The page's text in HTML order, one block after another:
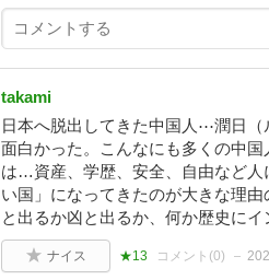
takami
日本へ脱出してきた中国人⋯潤日（
面白かった。こんなにも多くの中
は…資産、学歴、安全、自由など人
い国」になってきたのが大きな理
と出るか凶と出るか、何か歴史に
ナイス ★13 コメント(0)